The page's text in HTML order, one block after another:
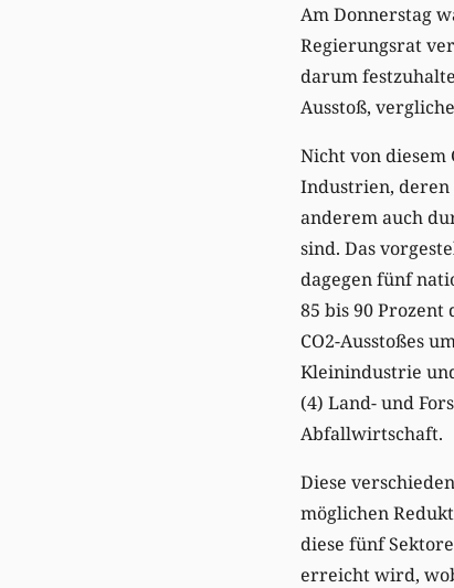
Am Donnerstag
Regierungsrat
darum
Ausstoß,
Nicht von diesem
Industrien, deren
anderem auch
sind. Das
dagegen fünf
85 bis 90
CO2-Ausstoßes
Kleinindustrie
(4) Land- und
Abfallwirtschaft.
Diese
möglichen
diese fünf
erreicht wird,